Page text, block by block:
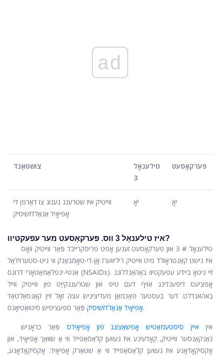
ad
צושטאַנד
טילענאָל
3
פּערקאָסעט
ווייטיק איז שטרענג גענוג צו דאַרפן די
אָפּיאָיד אַנאַלדזשיסיק
יאָ יאָ
איז טילענאָל 3 ווס. פּערקאָסעט מער עפעקטיוו?
טילענאָל # 3 און פּערקאָסעט זענען אָפט פּריסקרייבד פֿאַר ווייטיק וואָס
איז נישט קאַנטראָולד מיט ווייטיק ריליווערז אָן-די-טאָמבאַנק ווי ניט-סטערוידאַל
אַנטי-ינפלאַמאַטאָרי דרוגס (NSAIDs). זיי ניטאָ ביידע עפעקטיוו באַהאַנדלונג
אָפּציעס דיפּענדינג אויף דעם טיפּ און שטרענגקייַט פון ווייטיק ווייל
באהאנדלט. דער בעסטער פאַכמאַן מעדיציניש עצה זאָל זיין קאַנסאַלטאַד
אָפּיאָיד אַנאַלדזשיסיקפֿאַר ספּעציפיש סיטואַטיאָנס.
אין איין סיסטעמאַטיש אָפּשאַצונג פון אָפּיאָידס פֿאַר כראָניש
נאַנקאַנסער ווייטיק, קאָדעינע איז געווען קלאַסאַפייד ווי אַ שוואַך אָפּיאָיד, און
אָקסיקאָדאָנע איז געווען קלאַסאַפייד ווי אַ שטאַרק אָפּיאָיד. אָקסיקאָדאָנע,